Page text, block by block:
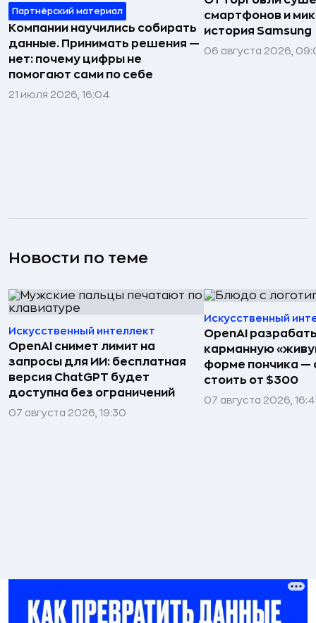
Партнёрский материал
Компании научились собирать
данные. Принимать решения —
нет: почему цифры не
помогают сами по себе
21 июля 2026, 16:04
смартфонов и
история Samsung
06 августа 2026,
Новости по теме
Искусственный интеллект
OpenAI снимет лимит на
запросы для ИИ: бесплатная
версия ChatGPT будет
доступна без ограничений
07 августа 2026, 19:30
Искусственный
OpenAI
карманную
форме пончика —
стоить от $300
07 августа 2026,